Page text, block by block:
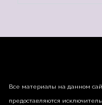
Все материалы на данном
предоставляются